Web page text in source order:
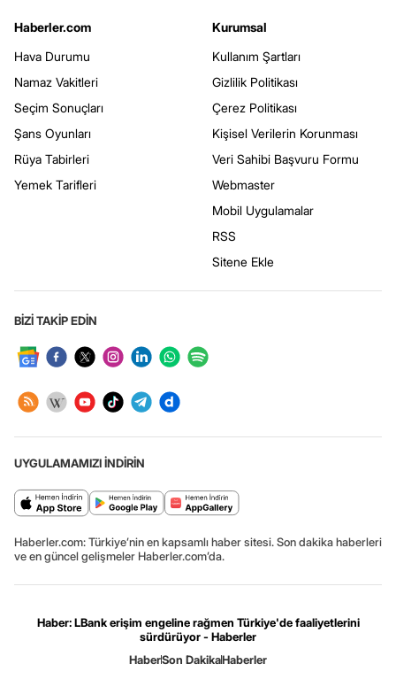
Haberler.com
Hava Durumu
Namaz Vakitleri
Seçim Sonuçları
Şans Oyunları
Rüya Tabirleri
Yemek Tarifleri
Kurumsal
Kullanım Şartları
Gizlilik Politikası
Çerez Politikası
Kişisel Verilerin Korunması
Veri Sahibi Başvuru Formu
Webmaster
Mobil Uygulamalar
RSS
Sitene Ekle
BİZİ TAKİP EDİN
UYGULAMAMIZI İNDİRİN
Haberler.com: Türkiye’nin en kapsamlı haber sitesi. Son dakika haberleri
ve en güncel gelişmeler Haberler.com’da.
Haber: LBank erişim engeline rağmen Türkiye'de faaliyetlerini
sürdürüyor - Haberler
HaberSon DakikaHaberler